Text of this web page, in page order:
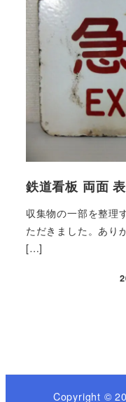
鉄道看板 両面
収集物の一部を整理
ただきました。あり
[…]
Copyright ©